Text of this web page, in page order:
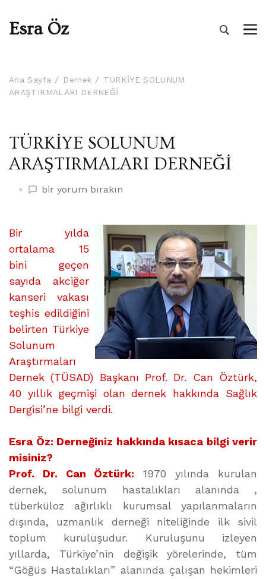
Esra Öz
Ana Sayfa Dernek
TÜRKİYE SOLUNUM
ARAŞTIRMALARI DERNEĞİ
TÜRKİYE SOLUNUM
ARAŞTIRMALARI DERNEĞİ
TÜRKİYE
DERNEĞİ
üzerine
bir yorum bırakın
Bir yılda
ortalama 15
bini geçen
sayıda akciğer
kanseri vakası
teşhis edildiğini
belirten Türkiye
Solunum
Araştırmaları
Dernek (TÜSAD) Başkanı Prof. Dr. Can Öztürk,
40 yıllık geçmişi olan dernek hakkında Sağlık
Dergisi’ne bilgi verdi.
Esra Öz: Derneğiniz hakkında kısaca bilgi verir
misiniz?
Prof. Dr. Can Öztürk: 1970 yılında kurulan
dernek, solunum hastalıkları alanında ,
tüberküloz ağırlıklı kurumsal yapılanmaların
dışında, uzmanlık derneği niteliğinde ilk sivil
toplum kuruluşudur. Kuruluşunu izleyen
yıllarda, Türkiye’nin değişik yörelerinde, tüm
“Göğüs Hastalıkları” alanında çalışan hekimleri